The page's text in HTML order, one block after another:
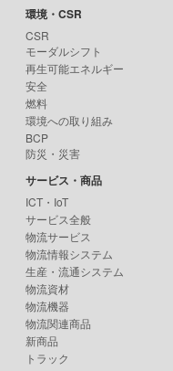
環境・CSR
CSR
モーダルシフト
再生可能エネルギー
安全
燃料
環境への取り組み
BCP
防災・災害
サービス・商品
ICT・IoT
サービス全般
物流サービス
物流情報システム
生産・流通システム
物流資材
物流機器
物流関連商品
新商品
トラック